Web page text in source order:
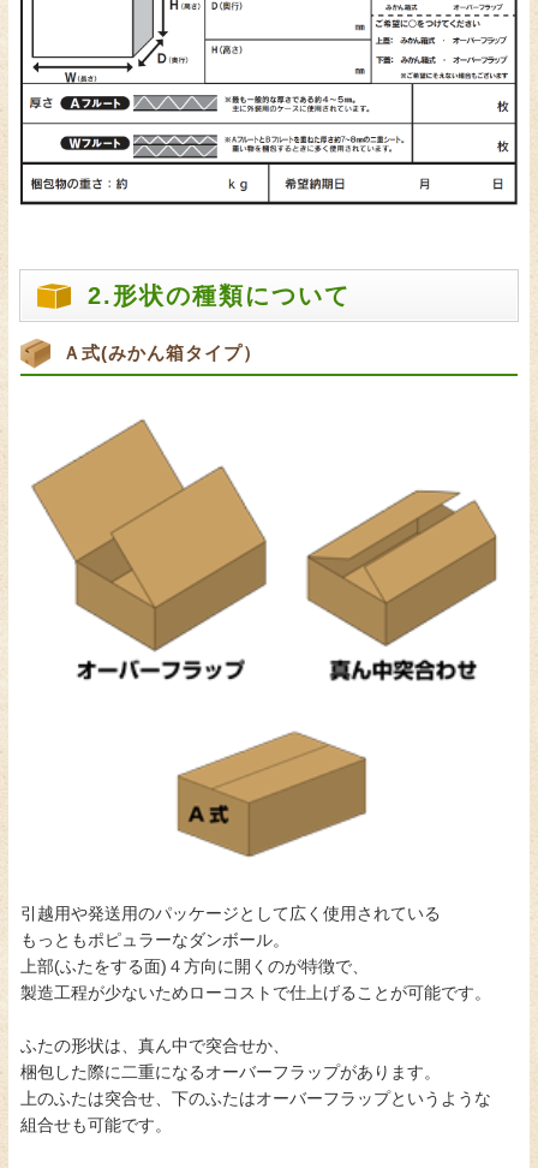
2.形状の種類について
Ａ式(みかん箱タイプ）
引越用や発送用のパッケージとして広く使用されている
もっともポピュラーなダンボール。
上部(ふたをする面)４方向に開くのが特徴で、
製造工程が少ないためローコストで仕上げることが可能です。
ふたの形状は、真ん中で突合せか、
梱包した際に二重になるオーバーフラップがあります。
上のふたは突合せ、下のふたはオーバーフラップというような
組合せも可能です。